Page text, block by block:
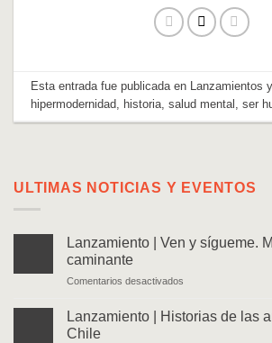
ULTIMAS NOTICIAS Y EVENTOS
Lanzamiento | Ven y sígueme.
caminante
Comentarios desactivados
|
Lanzamiento | Historias de las
Chile
Esta entrada fue publicada en Lanzamientos
hipermodernidad, historia,salud mental ,ser